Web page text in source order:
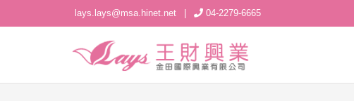
lays.lays@msa.hinet.net 04-2279-6665